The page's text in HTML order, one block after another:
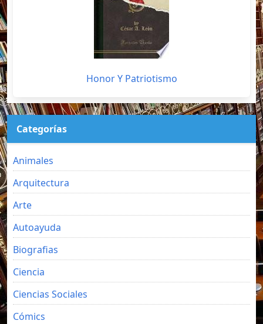
Honor Y Patriotismo
Categorías
Animales
Arquitectura
Arte
Autoayuda
Biografias
Ciencia
Ciencias Sociales
Cómics